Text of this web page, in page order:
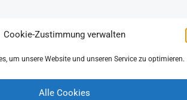
Cookie-Zustimmung verwalten
um unsere Website und unseren Service zu optimieren.
Alle Cookies